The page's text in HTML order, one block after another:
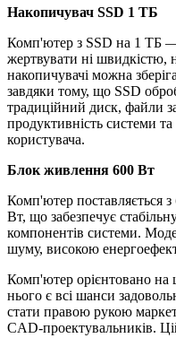
Накопичувач SSD 1 ТБ
Комп'ютер з SSD на 1 ТБ —
жертвувати ні швидкістю,
накопичувачі можна
завдяки тому, що SSD
традиційний диск, файли
продуктивність системи
користувача.
Блок живлення 600 Вт
Комп'ютер поставляється
Вт, що забезпечує
компонентів системи.
шуму, високою
Комп'ютер орієнтовано на
нього є всі шанси
стати правою рукою
CAD-проектувальників.